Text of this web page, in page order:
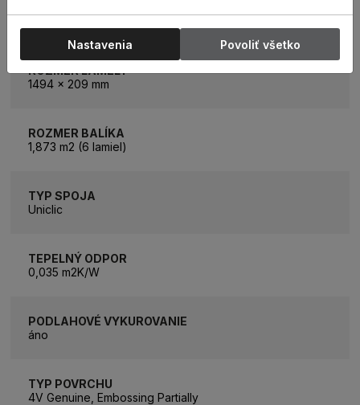
ROZMER LAMELY
1494 x 209 mm
ROZMER BALÍKA
1,873 m2 (6 lamiel)
TYP SPOJA
Uniclic
TEPELNÝ ODPOR
0,035 m2K/W
PODLAHOVÉ VYKUROVANIE
áno
TYP POVRCHU
4V Genuine, Embossing Partially
Nastavenia Povoliť všetko